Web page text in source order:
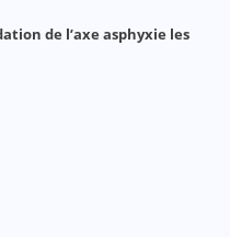
de l’axe asphyxie les